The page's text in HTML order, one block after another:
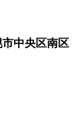
中央区南区